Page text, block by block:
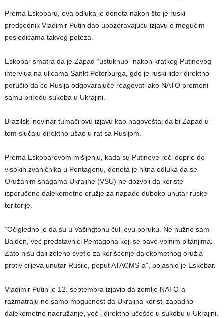
Prema Eskobaru, ova odluka je doneta nakon što je ruski
predsednik Vladimir Putin dao upozoravajuću izjavu o mogućim
posledicama takvog poteza.
Eskobar smatra da je Zapad “ustuknuo” nakon kratkog Putinovog
intervjua na ulicama Sankt Peterburga, gde je ruski lider direktno
poručio da će Rusija odgovarajuće reagovati ako NATO promeni
samu prirodu sukoba u Ukrajini.
Brazilski novinar tumači ovu izjavu kao nagoveštaj da bi Zapad u
tom slučaju direktno ušao u rat sa Rusijom.
Prema Eskobarovom mišljenju, kada su Putinove reči doprle do
visokih zvaničnika u Pentagonu, doneta je hitna odluka da se
Oružanim snagama Ukrajine (VSU) ne dozvoli da koriste
isporučeno dalekometno oružje za napade duboko unutar ruske
teritorije.
“Očigledno je da su u Vašingtonu čuli ovu poruku. Ne nužno sam
Bajden, već predstavnici Pentagona koji se bave vojnim pitanjima.
Zato nisu dali zeleno svetlo za korišćenje dalekometnog oružja
protiv ciljeva unutar Rusije, poput ATACMS-a”, pojasnio je Eskobar.
Vladimir Putin je 12. septembra izjavio da zemlje NATO-a
razmatraju ne samo mogućnost da Ukrajina koristi zapadno
dalekometno naoružanje, već i direktno učešće u sukobu u Ukrajini.